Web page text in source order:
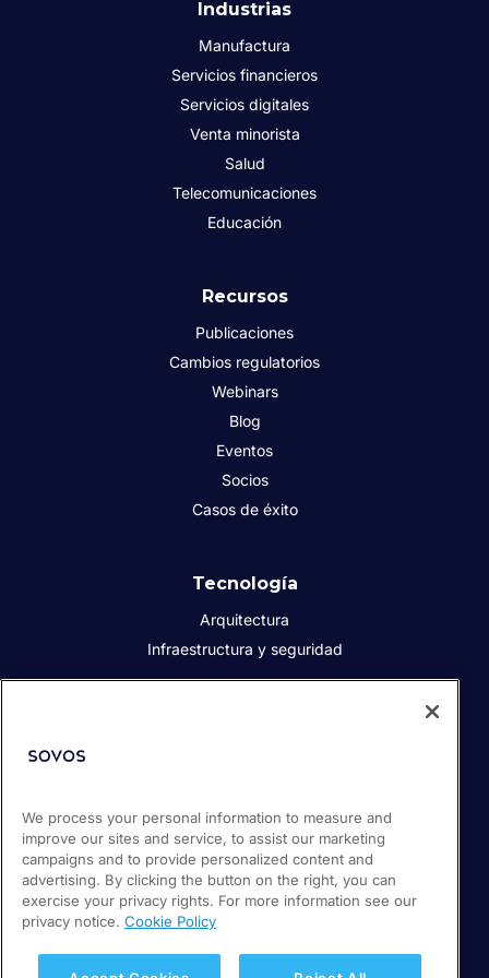
Industrias
Manufactura
Servicios financieros
Servicios digitales
Venta minorista
Salud
Telecomunicaciones
Educación
Recursos
Publicaciones
Cambios regulatorios
Webinars
Blog
Eventos
Socios
Casos de éxito
Tecnología
Arquitectura
Infraestructura y seguridad
Prensa
Empleos
Soporte / Portal de clientes
We process your personal information to measure and
improve our sites and service, to assist our marketing
campaigns and to provide personalized content and
advertising. By clicking the button on the right, you can
exercise your privacy rights. For more information see our
privacy notice. Cookie Policy